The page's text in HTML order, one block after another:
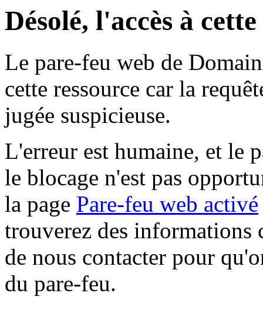
Désolé, l'accès à
Le pare-feu web de
cette ressource car la
jugée suspicieuse.
L'erreur est humaine, et le
le blocage n'est pas
la page Pare-feu web activé
trouverez des informations
de nous contacter pour
du pare-feu.